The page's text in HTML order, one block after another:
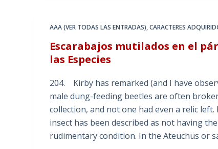
AAA (VER TODAS LAS ENTRADAS),CARACTERES
Escarabajos mutilados en el
las Especies
204. Kirby has remarked (and I have
male dung-feeding beetles are often
collection, and not one had even a relic
insect has been described as not having
rudimentary condition. In the Ateuchus or